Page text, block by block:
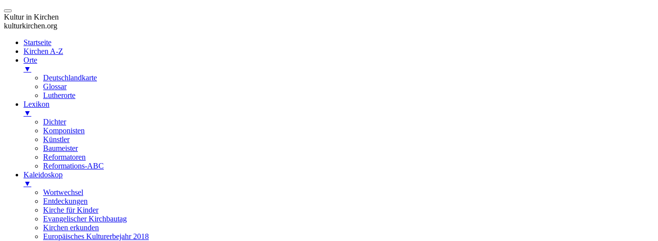
Kultur in Kirchen
kulturkirchen.org
Startseite
Kirchen A-Z
Orte
▼
Deutschlandkarte
Glossar
Lutherorte
Lexikon
▼
Dichter
Komponisten
Künstler
Baumeister
Reformatoren
Reformations-ABC
Kaleidoskop
▼
Wortwechsel
Entdeckungen
Kirche für Kinder
Evangelischer Kirchbautag
Kirchen erkunden
Europäisches Kulturerbejahr 2018